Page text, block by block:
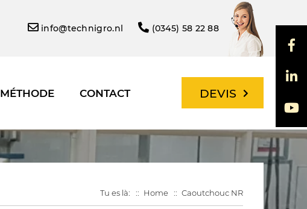
info@technigro.nl (0345) 58 22 88
MÉTHODE CONTACT DEVIS
Tu es là: Home Caoutchouc NR